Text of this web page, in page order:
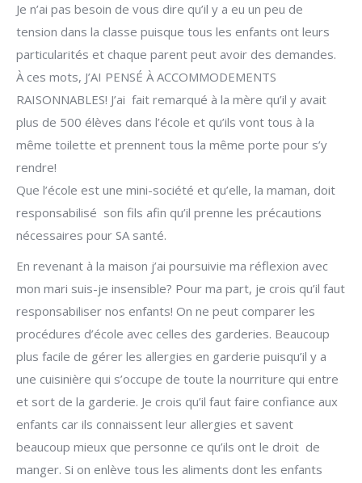
Je n’ai pas besoin de vous dire qu’il y a eu un peu de
tension dans la classe puisque tous les enfants ont leurs
particularités et chaque parent peut avoir des demandes.
À ces mots, J’AI PENSÉ À ACCOMMODEMENTS
RAISONNABLES! J’ai fait remarqué à la mère qu’il y avait
plus de 500 élèves dans l’école et qu’ils vont tous à la
même toilette et prennent tous la même porte pour s’y
rendre!
Que l’école est une mini-société et qu’elle, la maman, doit
responsabilisé son fils afin qu’il prenne les précautions
nécessaires pour SA santé.
En revenant à la maison j’ai poursuivie ma réflexion avec
mon mari suis-je insensible? Pour ma part, je crois qu’il faut
responsabiliser nos enfants! On ne peut comparer les
procédures d’école avec celles des garderies. Beaucoup
plus facile de gérer les allergies en garderie puisqu’il y a
une cuisinière qui s’occupe de toute la nourriture qui entre
et sort de la garderie. Je crois qu’il faut faire confiance aux
enfants car ils connaissent leur allergies et savent
beaucoup mieux que personne ce qu’ils ont le droit de
manger. Si on enlève tous les aliments dont les enfants